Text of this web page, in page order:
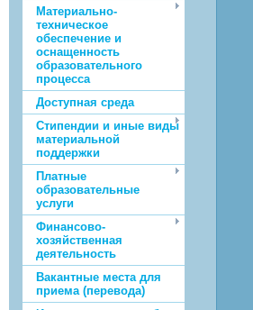
Материально-
техническое
обеспечение и
оснащенность
образовательного
процесса
Доступная среда
Стипендии и иные виды
материальной
поддержки
Платные
образовательные
услуги
Финансово-
хозяйственная
деятельность
Вакантные места для
приема (перевода)